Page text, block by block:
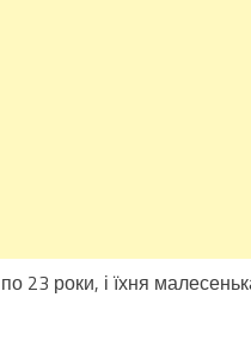
23 роки, і їхня